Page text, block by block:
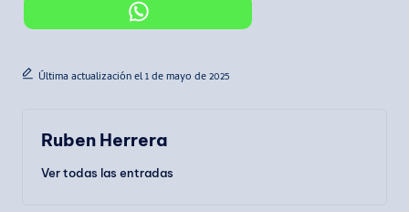
Última actualización el 1 de mayo de 2025
Ruben Herrera
Ver todas las entradas